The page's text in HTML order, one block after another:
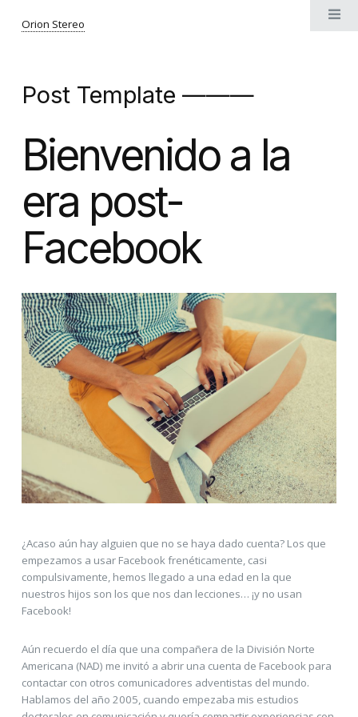
Orion Stereo
Post Template ———
Bienvenido a la
era post-
Facebook
¿Acaso aún hay alguien que no se haya dado cuenta? Los que
empezamos a usar Facebook frenéticamente, casi
compulsivamente, hemos llegado a una edad en la que
nuestros hijos son los que nos dan lecciones… ¡y no usan
Facebook!
Aún recuerdo el día que una compañera de la División Norte
Americana (NAD) me invitó a abrir una cuenta de Facebook para
contactar con otros comunicadores adventistas del mundo.
Hablamos del año 2005, cuando empezaba mis estudios